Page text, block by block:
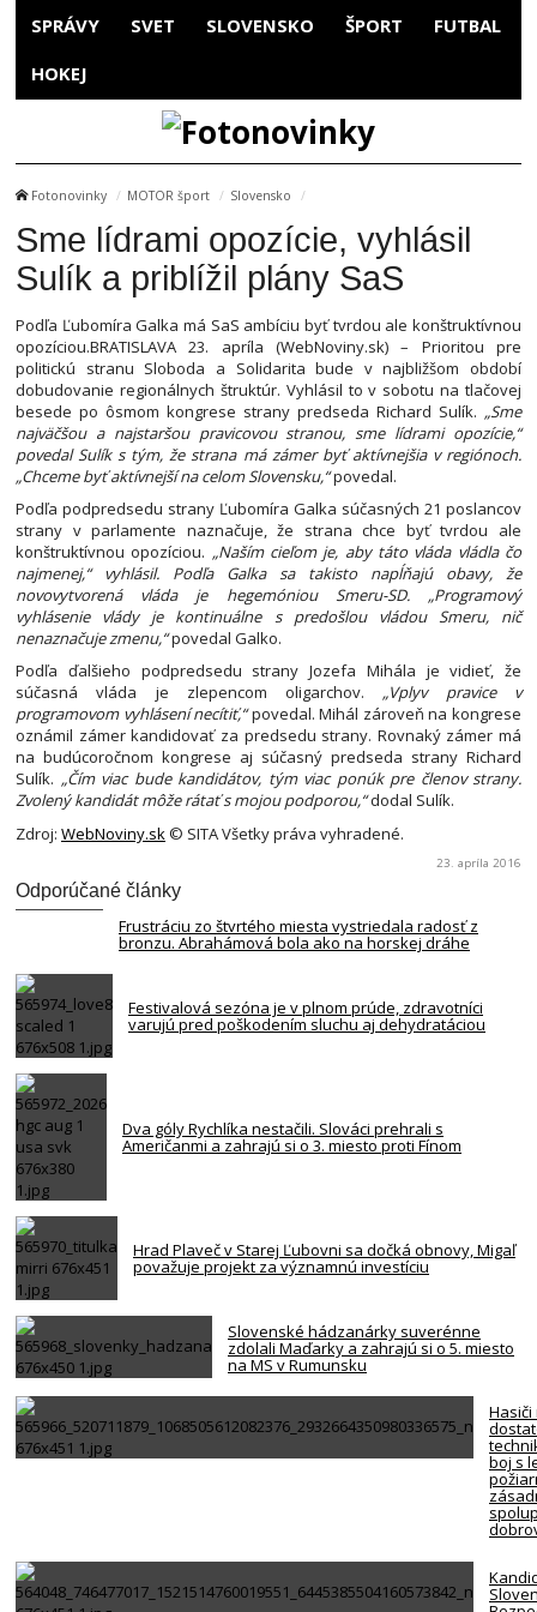
SPRÁVY SVET SLOVENSKO ŠPORT FUTBAL
HOKEJ
Fotonovinky MOTOR šport Slovensko
Sme lídrami opozície, vyhlásil
Sulík a priblížil plány SaS
Podľa Ľubomíra Galka má SaS ambíciu byť tvrdou ale konštruktívnou
opozíciou.BRATISLAVA 23. apríla (WebNoviny.sk) – Prioritou pre
politickú stranu Sloboda a Solidarita bude v najbližšom období
dobudovanie regionálnych štruktúr. Vyhlásil to v sobotu na tlačovej
besede po ôsmom kongrese strany predseda Richard Sulík. „Sme
najväčšou a najstaršou pravicovou stranou, sme lídrami opozície,“
povedal Sulík s tým, že strana má zámer byť aktívnejšia v regiónoch.
„Chceme byť aktívnejší na celom Slovensku,“povedal.
Podľa podpredsedu strany Ľubomíra Galka súčasných 21 poslancov
strany v parlamente naznačuje, že strana chce byť tvrdou ale
konštruktívnou opozíciou. „Naším cieľom je, aby táto vláda vládla čo
najmenej,“ vyhlásil. Podľa Galka sa takisto napĺňajú obavy, že
novovytvorená vláda je hegemóniou Smeru-SD. „Programový
vyhlásenie vlády je kontinuálne s predošlou vládou Smeru, nič
nenaznačuje zmenu,“povedal Galko.
Podľa ďalšieho podpredsedu strany Jozefa Mihála je vidieť, že
súčasná vláda je zlepencom oligarchov. „Vplyv pravice v
programovom vyhlásení necítiť,“povedal. Mihál zároveň na kongrese
oznámil zámer kandidovať za predsedu strany. Rovnaký zámer má
na budúcoročnom kongrese aj súčasný predseda strany Richard
Sulík. „Čím viac bude kandidátov, tým viac ponúk pre členov strany.
Zvolený kandidát môže rátať s mojou podporou,“dodal Sulík.
Zdroj: WebNoviny.sk © SITA Všetky práva vyhradené.
23. apríla 2016
Odporúčané články
Frustráciu zo štvrtého miesta vystriedala radosť z
bronzu. Abrahámová bola ako na horskej dráhe
Festivalová sezóna je v plnom prúde, zdravotníci
varujú pred poškodením sluchu aj dehydratáciou
Dva góly Rychlíka nestačili. Slováci prehrali s
Američanmi a zahrajú si o 3. miesto proti Fínom
Hrad Plaveč v Starej Ľubovni sa dočká obnovy, Migaľ
považuje projekt za významnú investíciu
Slovenské hádzanárky suverénne
zdolali Maďarky a zahrajú si o 5. miesto
na MS v Rumunsku
Hasiči
boj s